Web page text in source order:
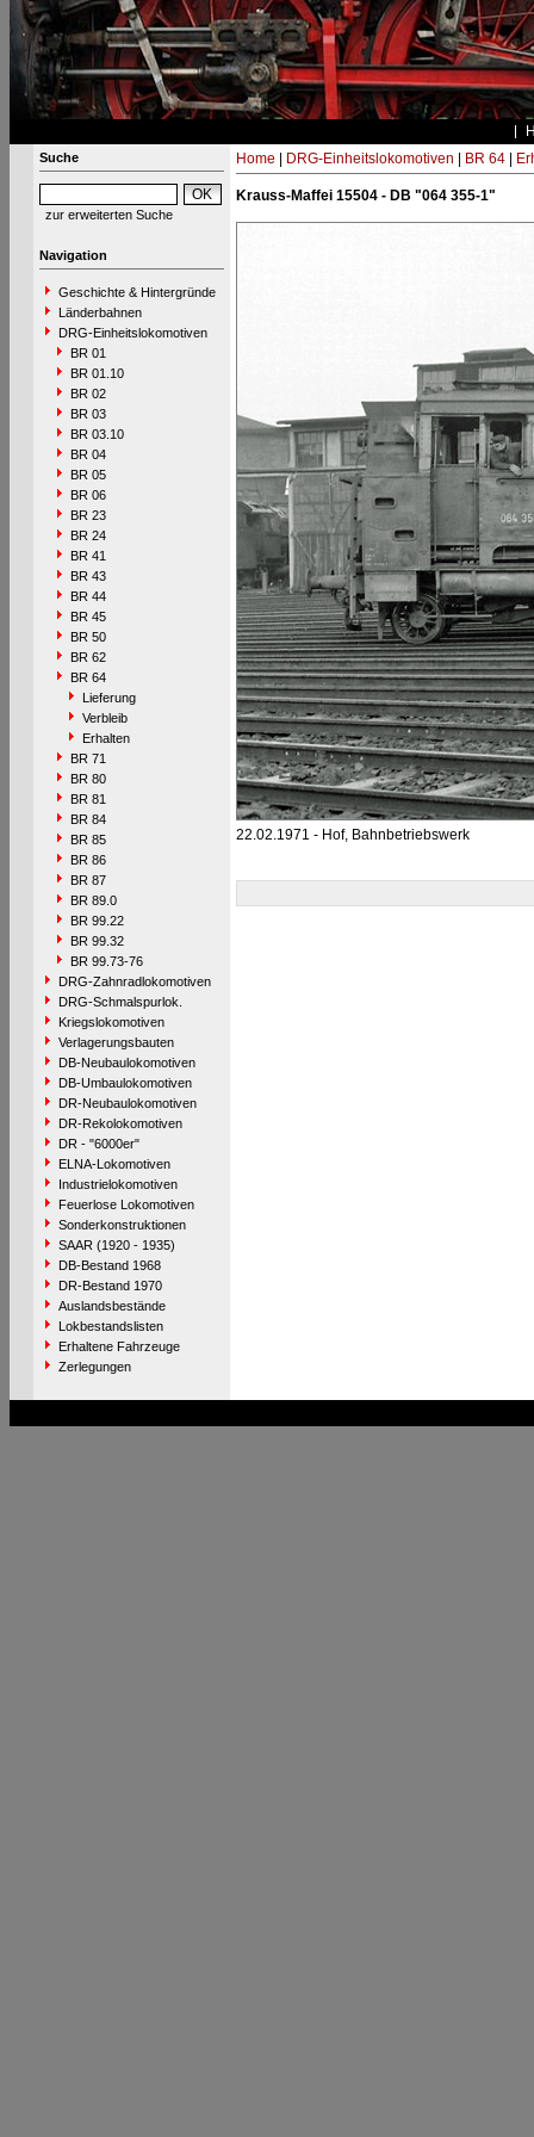
Suche
zur erweiterten Suche
Navigation
Geschichte & Hintergründe
Länderbahnen
DRG-Einheitslokomotiven
BR 01
BR 01.10
BR 02
BR 03
BR 03.10
BR 04
BR 05
BR 06
BR 23
BR 24
BR 41
BR 43
BR 44
BR 45
BR 50
BR 62
BR 64
Lieferung
Verbleib
Erhalten
BR 71
BR 80
BR 81
BR 84
BR 85
BR 86
BR 87
BR 89.0
BR 99.22
BR 99.32
BR 99.73-76
DRG-Zahnradlokomotiven
DRG-Schmalspurlok.
Kriegslokomotiven
Verlagerungsbauten
DB-Neubaulokomotiven
DB-Umbaulokomotiven
DR-Neubaulokomotiven
DR-Rekolokomotiven
DR - "6000er"
ELNA-Lokomotiven
Industrielokomotiven
Feuerlose Lokomotiven
Sonderkonstruktionen
SAAR (1920 - 1935)
DB-Bestand 1968
DR-Bestand 1970
Auslandsbestände
Lokbestandslisten
Erhaltene Fahrzeuge
Zerlegungen
Home DRG-Einheitslokomotiven BR 64|
Krauss-Maffei 15504 - DB "064 355-1"
22.02.1971 - Hof, Bahnbetriebswerk